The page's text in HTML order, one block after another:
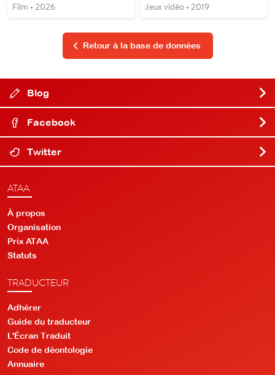
Film • 2026 Jeux vidéo • 2019
Retour à la base de données
Blog
Facebook
Twitter
ATAA
À propos
Organisation
Prix ATAA
Statuts
TRADUCTEUR
Adhérer
Guide du traducteur
L'Écran Traduit
Code de déontologie
Annuaire